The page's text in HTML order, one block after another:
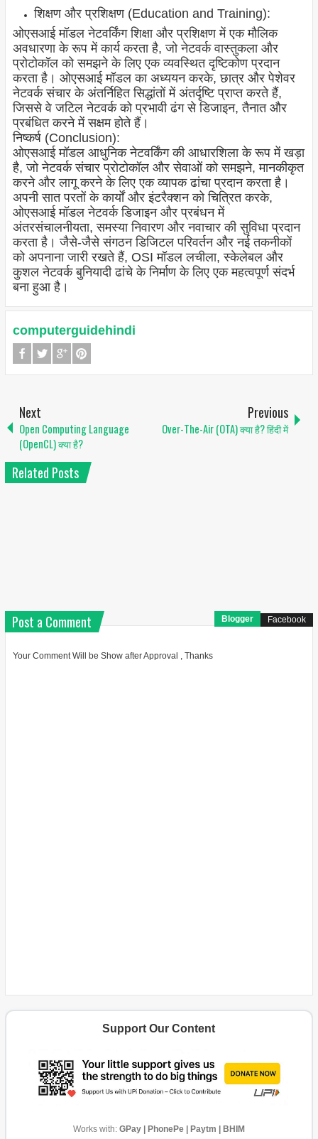
शिक्षण और प्रशिक्षण (Education and Training):
ओएसआई मॉडल नेटवर्किंग शिक्षा और प्रशिक्षण में एक मौलिक
अवधारणा के रूप में कार्य करता है, जो नेटवर्क वास्तुकला और
प्रोटोकॉल को समझने के लिए एक व्यवस्थित दृष्टिकोण प्रदान
करता है। ओएसआई मॉडल का अध्ययन करके, छात्र और पेशेवर
नेटवर्क संचार के अंतर्निहित सिद्धांतों में अंतर्दृष्टि प्राप्त करते हैं,
जिससे वे जटिल नेटवर्क को प्रभावी ढंग से डिजाइन, तैनात और
प्रबंधित करने में सक्षम होते हैं।
निष्कर्ष (Conclusion):
ओएसआई मॉडल आधुनिक नेटवर्किंग की आधारशिला के रूप में खड़ा
है, जो नेटवर्क संचार प्रोटोकॉल और सेवाओं को समझने, मानकीकृत
करने और लागू करने के लिए एक व्यापक ढांचा प्रदान करता है।
अपनी सात परतों के कार्यों और इंटरैक्शन को चित्रित करके,
ओएसआई मॉडल नेटवर्क डिजाइन और प्रबंधन में
अंतरसंचालनीयता, समस्या निवारण और नवाचार की सुविधा प्रदान
करता है। जैसे-जैसे संगठन डिजिटल परिवर्तन और नई तकनीकों
को अपनाना जारी रखते हैं, OSI मॉडल लचीला, स्केलेबल और
कुशल नेटवर्क बुनियादी ढांचे के निर्माण के लिए एक महत्वपूर्ण संदर्भ
बना हुआ है।
computerguidehindi
Next
Open Computing Language
(OpenCL) क्या है?
Previous
Over-The-Air (OTA) क्या है? हिंदी में
Related Posts
Post a Comment Blogger Facebook
Your Comment Will be Show after Approval , Thanks
Support Our Content
Works with: GPay | PhonePe | Paytm | BHIM